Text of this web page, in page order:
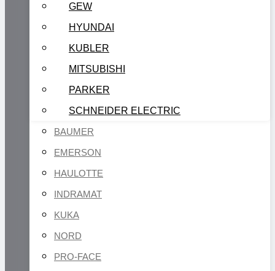
GEW
HYUNDAI
KUBLER
MITSUBISHI
PARKER
SCHNEIDER ELECTRIC
BAUMER
EMERSON
HAULOTTE
INDRAMAT
KUKA
NORD
PRO-FACE